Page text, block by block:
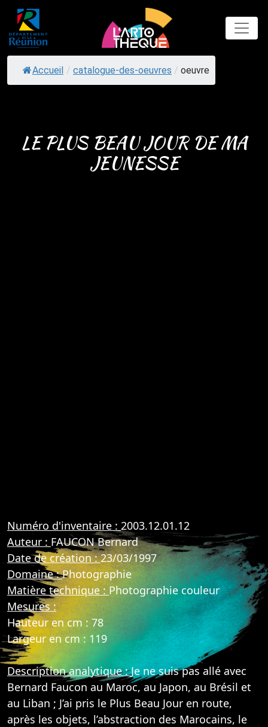
Skip
content
Accueil / catalogue-des-oeuvres / oeuvre
LE PLUS BEAU JOUR DE MA
JEUNESSE
Numéro d'inventaire : 2003.12.01.12
Auteur : FAUCON Bernard
Date de création :23/03/1997
Domaine :Photographie
Matière technique : Photographie couleur
Mesures :
Hauteur en cm : 78
Largeur en cm : 119
Description analytique :Je ne suis pas allé avec
Bernard Faucon au Maroc, au Japon, au Brésil et
au Liban ; J’ai pris le Plus Beau Jour en route,
après les objets, l’abstraction des Marocains, le